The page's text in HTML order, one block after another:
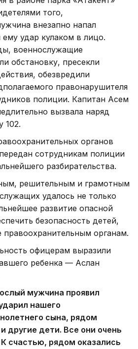
того,
внезапно напал
ему удар кулаком в лицо.
военнослужащие
обстановку, пресекли
обезвредили
правонарушителя
полиции. Капитан Асем
вызвала наряд
102.
органов
сотрудникам полиции
разбирательства.
решительным и грамотным
удалось не только
развитие опасной
безопасность детей,
правоохранительным органам.
офицерам выразили
ребенка — Аслан
мужчина проявил
нашего
сына, рядом
другие дети. Все они очень
К счастью, рядом оказались